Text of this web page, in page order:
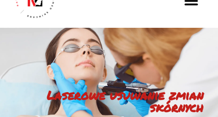
Laserowe usuwanie zmian
skórnych